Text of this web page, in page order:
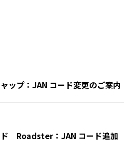
ップ：JAN コード変更のご案内
Roadster：JAN コード追加